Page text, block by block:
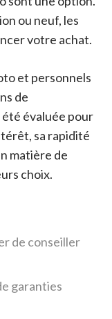
ou neuf, les
votre achat.
et personnels
de
évaluée pour
sa rapidité
matière de
choix.
de conseiller
garanties